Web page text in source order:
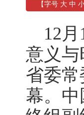
【字号 大 中
12月
意义
省委
幕。